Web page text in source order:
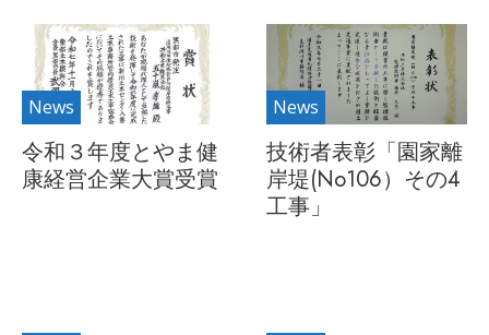
News
令和３年度とやま健
康経営企業大賞受賞
News
技術者表彰「園家離
岸堤(No106）その4
工事」